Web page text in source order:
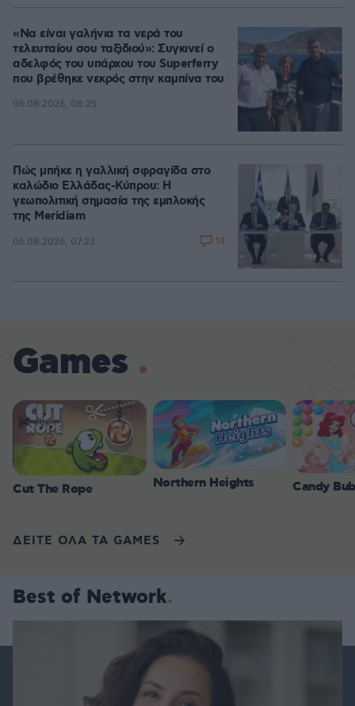
«Να είναι γαλήνια τα νερά του
τελευταίου σου ταξιδιού»: Συγκινεί ο
αδελφός του υπάρχου του Superferry
που βρέθηκε νεκρός στην καμπίνα του
06.08.2026, 08:25
Πώς μπήκε η γαλλική σφραγίδα στο
καλώδιο Ελλάδας-Κύπρου: Η
γεωπολιτική σημασία της εμπλοκής
της Meridiam
06.08.2026, 07:23 14
Games
Cut The Rope Northern Heights Candy
ΔΕΙΤΕ ΟΛΑ ΤΑ GAMES
Best of Network